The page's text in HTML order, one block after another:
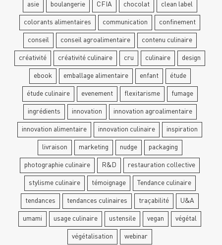
asie boulangerie CFIA chocolat clean label
colorants alimentaires communication confinement
conseil conseil agroalimentaire contenu culinaire
créativité créativité culinaire cru culinaire design
ebook emballage alimentaire enfant étude
étude culinaire evenement flexitarisme fumage
ingrédients innovation innovation agroalimentaire
innovation alimentaire innovation culinaire inspiration
livraison marketing nudge packaging
photographie culinaire R&D restauration collective
stylisme culinaire témoignage Tendance culinaire
tendances tendances culinaires traçabilité U&A
umami usage culinaire ustensile vegan végétal
végétalisation webinar